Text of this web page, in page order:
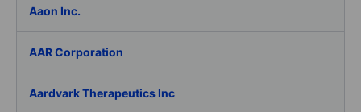
Aaon Inc.
AAR Corporation
Aardvark Therapeutics Inc